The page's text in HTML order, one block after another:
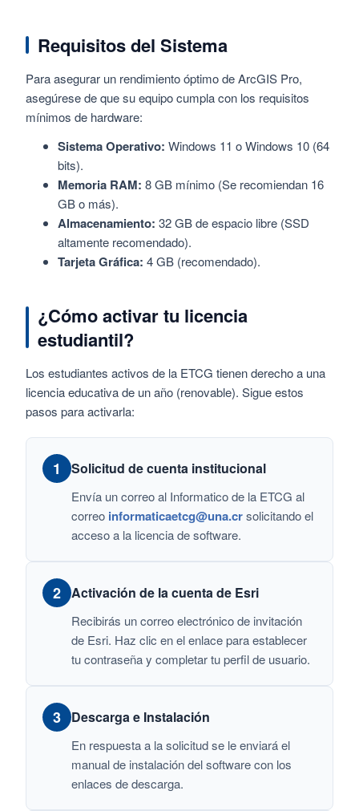
Requisitos del Sistema
Para asegurar un rendimiento óptimo de ArcGIS Pro,
asegúrese de que su equipo cumpla con los requisitos
mínimos de hardware:
Sistema Operativo: Windows 11 o Windows 10 (64
bits).
Memoria RAM: 8 GB mínimo (Se recomiendan 16
GB o más).
Almacenamiento: 32 GB de espacio libre (SSD
altamente recomendado).
Tarjeta Gráfica: 4 GB (recomendado).
¿Cómo activar tu licencia
estudiantil?
Los estudiantes activos de la ETCG tienen derecho a una
licencia educativa de un año (renovable). Sigue estos
pasos para activarla:
1 Solicitud de cuenta institucional
Envía un correo al Informatico de la ETCG al
correo informaticaetcg@una.crsolicitando el
acceso a la licencia de software.
2 Activación de la cuenta de Esri
Recibirás un correo electrónico de invitación
de Esri. Haz clic en el enlace para establecer
tu contraseña y completar tu perfil de usuario.
3 Descarga e Instalación
En respuesta a la solicitud se le enviará el
manual de instalación del software con los
enlaces de descarga.